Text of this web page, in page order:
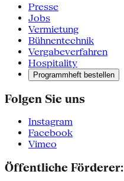
Presse
Jobs
Vermietung
Bühnentechnik
Vergabeverfahren
Hospitality
Programmheft bestellen
Folgen Sie uns
Instagram
Facebook
Vimeo
Öffentliche Förderer: